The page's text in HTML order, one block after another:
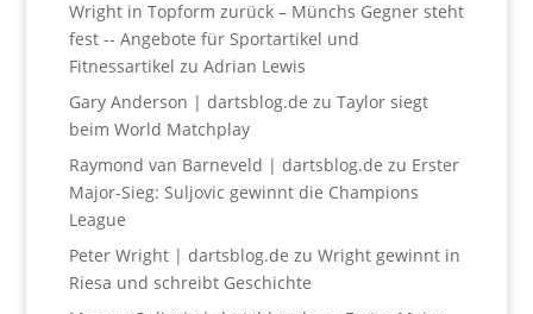
Wright in Topform zurück – Münchs Gegner steht
fest -- Angebote für Sportartikel und
Fitnessartikel zu Adrian Lewis
Gary Anderson | dartsblog.de zu Taylor siegt
beim World Matchplay
Raymond van Barneveld | dartsblog.de zu Erster
Major-Sieg: Suljovic gewinnt die Champions
League
Peter Wright | dartsblog.de zu Wright gewinnt in
Riesa und schreibt Geschichte